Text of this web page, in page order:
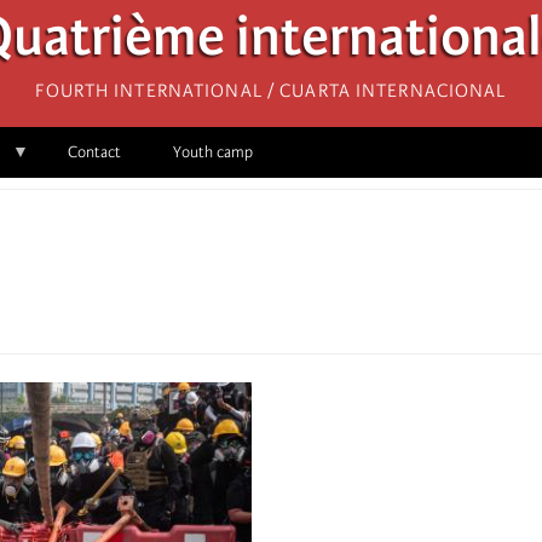
Fourth International / Cuarta Internacional
Contact Youth camp